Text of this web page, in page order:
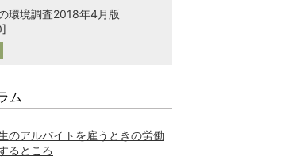
環境調査2018年4月版
ム
のアルバイトを雇うときの労働
るところ